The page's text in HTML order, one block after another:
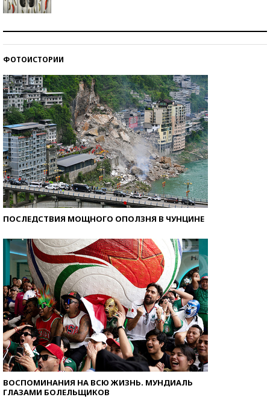
ФОТОИСТОРИИ
ПОСЛЕДСТВИЯ МОЩНОГО ОПОЛЗНЯ В ЧУНЦИНЕ
ВОСПОМИНАНИЯ НА ВСЮ ЖИЗНЬ. МУНДИАЛЬ
ГЛАЗАМИ БОЛЕЛЬЩИКОВ